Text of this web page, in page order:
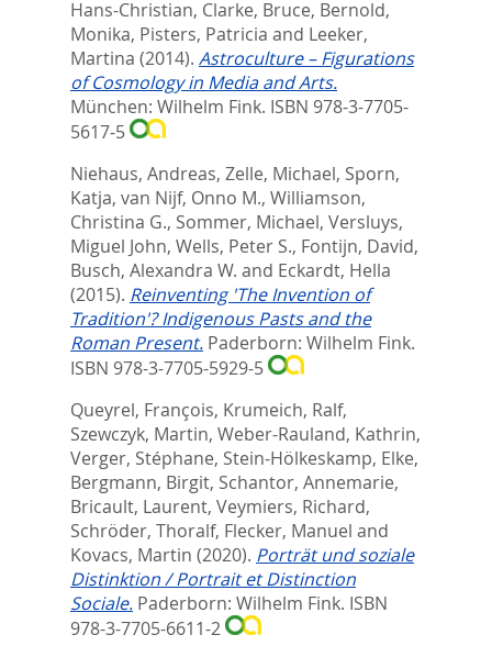
Hans-Christian, Clarke, Bruce, Bernold,
Monika, Pisters, Patricia and Leeker,
Martina (2014). Astroculture – Figurations
of Cosmology in Media and Arts.
München: Wilhelm Fink. ISBN 978-3-7705-
5617-5
Niehaus, Andreas, Zelle, Michael, Sporn,
Katja, van Nijf, Onno M., Williamson,
Christina G., Sommer, Michael, Versluys,
Miguel John, Wells, Peter S., Fontijn, David,
Busch, Alexandra W. and Eckardt, Hella
(2015). Reinventing 'The Invention of
Tradition'? Indigenous Pasts and the
Roman Present. Paderborn: Wilhelm Fink.
ISBN 978-3-7705-5929-5
Queyrel, François, Krumeich, Ralf,
Szewczyk, Martin, Weber-Rauland, Kathrin,
Verger, Stéphane, Stein-Hölkeskamp, Elke,
Bergmann, Birgit, Schantor, Annemarie,
Bricault, Laurent, Veymiers, Richard,
Schröder, Thoralf, Flecker, Manuel and
Kovacs, Martin (2020). Porträt und soziale
Distinktion / Portrait et Distinction
Sociale. Paderborn: Wilhelm Fink. ISBN
978-3-7705-6611-2